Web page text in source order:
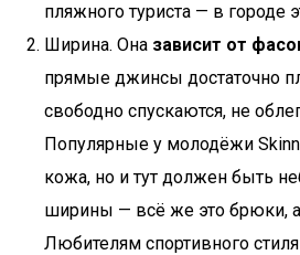
пляжного туриста — в городе
Ширина. Она зависит от
прямые джинсы достаточно
свободно спускаются, не
Популярные у молодёжи
кожа, но и тут должен быть
ширины — всё же это брюки,
Любителям спортивного